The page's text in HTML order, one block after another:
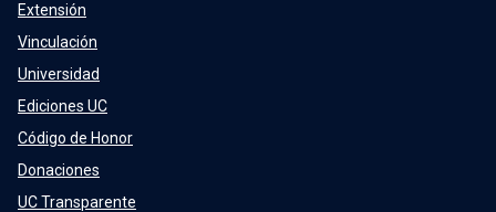
Extensión
Vinculación
Universidad
Ediciones UC
Código de Honor
Donaciones
UC Transparente